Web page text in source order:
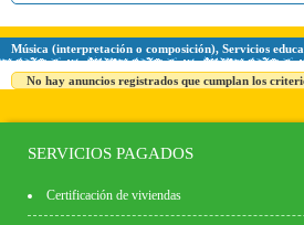
Música (interpretación o composición), Servicios
No hay anuncios registrados que cumplan los
SERVICIOS PAGADOS
Certificación de viviendas